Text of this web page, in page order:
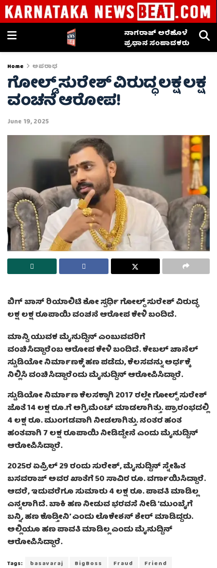
ನಾಗರಾಜ್ ಅರೆಹೊಳೆ
ಪ್ರಧಾನ ಸಂಪಾದಕರು
Home ಅಪರಾಧ
ಗೋಲ್ಡ್ ಸುರೇಶ್‌ ವಿರುದ್ಧ ಲಕ್ಷ ಲಕ್ಷ
ವಂಚನೆ ಆರೋಪ!
June 19, 2025
ಬಿಗ್‌ ಬಾಸ್‌ ರಿಯಾಲಿಟಿ ಶೋ ಸ್ಪರ್ಧಿ ಗೋಲ್ಡ್‌ ಸುರೇಶ್‌ ವಿರುದ್ಧ
ಲಕ್ಷ ಲಕ್ಷ ರೂಪಾಯಿ ವಂಚನೆ ಆರೋಪ ಕೇಳಿ ಬಂದಿದೆ.
ಮಾನ್ವಿ ಯುವಕ ಮೈನುದ್ದಿನ್ ಎಂಬುವವರಿಗೆ
ವಂಚಿಸಿದ್ದಾರೆಂಬ ಆರೋಪ ಕೇಳಿ ಬಂದಿದೆ. ಕೇಬಲ್ ಚಾನೆಲ್
ಸ್ಟುಡಿಯೋ ನಿರ್ಮಾಣಕ್ಕೆ ಹಣ ಪಡೆದು, ಕೆಲಸವನ್ನು ಅರ್ಧಕ್ಕೆ
ನಿಲ್ಲಿಸಿ ವಂಚಿಸಿದ್ದಾರೆಂದು ಮೈನುದ್ದಿನ್ ಆರೋಪಿಸಿದ್ದಾರೆ.
ಸ್ಟುಡಿಯೋ ನಿರ್ಮಾಣ ಕೆಲಸಕ್ಕಾಗಿ 2017 ರಲ್ಲೇ ಗೋಲ್ಡ್ ಸುರೇಶ್
ಜೊತೆ 14 ಲಕ್ಷ ರೂ.ಗೆ ಅಗ್ರಿಮೆಂಟ್ ಮಾಡಲಾಗಿತ್ತು. ಪ್ರಾರಂಭದಲ್ಲಿ
4 ಲಕ್ಷ ರೂ. ಮುಂಗಡವಾಗಿ ನೀಡಲಾಗಿತ್ತು. ನಂತರ ಹಂತ
ಹಂತವಾಗಿ 7 ಲಕ್ಷ ರೂಪಾಯಿ ನೀಡಿದ್ದೇನೆ ಎಂದು ಮೈನುದ್ದಿನ್
ಆರೋಪಿಸಿದ್ದಾರೆ.
2025ರ ಏಪ್ರಿಲ್ 29 ರಂದು ಸುರೇಶ್, ಮೈನುದ್ದಿನ್ ಸ್ನೇಹಿತ
ಬಸವರಾಜ್ ಅವರ ಖಾತೆಗೆ 50 ಸಾವಿರ ರೂ. ವರ್ಗಾಯಿಸಿದ್ದಾರೆ.
ಆದರೆ, ಇದುವರೆಗೂ ಸುಮಾರು 4 ಲಕ್ಷ ರೂ. ಪಾವತಿ ಮಾಡಿಲ್ಲ
ಎನ್ನಲಾಗಿದೆ. ಬಾಕಿ ಹಣ ನೀಡುವ ಭರವಸೆ ನೀಡಿ ‘ಮುಂಬೈಗೆ
ಬನ್ನಿ, ಹಣ ಕೊಡ್ತೀನಿ’ ಎಂದು ಲೊಕೇಶನ್ ಶೇರ್ ಮಾಡಿದ್ದರು.
ಅಲ್ಲಿಯೂ ಹಣ ಪಾವತಿ ಮಾಡಿಲ್ಲ ಎಂದು ಮೈನುದ್ದಿನ್
ಆರೋಪಿಸಿದ್ದಾರೆ.
Tags: basavaraj BigBoss Fraud
Friend